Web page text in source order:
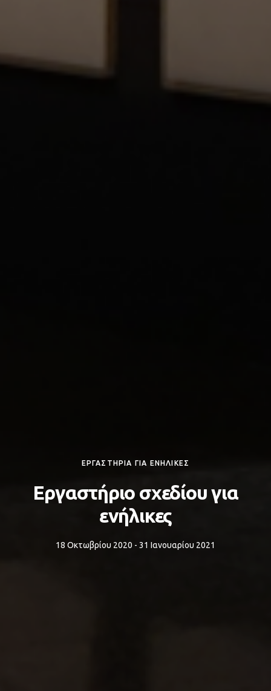
ΕΡΓΑΣΤΗΡΙΑ ΓΙΑ ΕΝΗΛΙΚΕΣ
Εργαστήριο σχεδίου για
ενήλικες
18 Οκτωβρίου 2020 - 31 Ιανουαρίου 2021